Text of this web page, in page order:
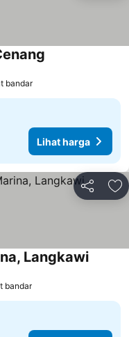
bandar
Lihat harga
Kongsi
Langkawi
bandar